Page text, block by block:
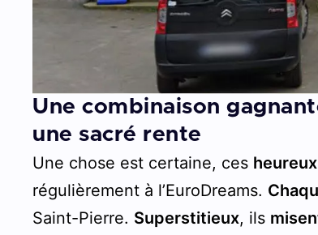
Une combinaison
une sacré rente
Une chose est certaine, ces
régulièrement à l’EuroDreams.
Saint-Pierre. Superstitieux, ils